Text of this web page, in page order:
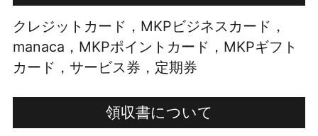
クレジットカード，MKPビジネスカード，
manaca，MKPポイントカード，MKPギフト
カード，サービス券，定期券
領収書について